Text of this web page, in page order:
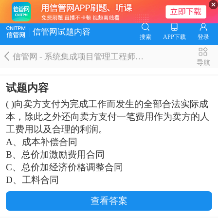
信管网试题内容
搜索 APP下载 登录
信管网 - 系统集成项目管理工程师题库
导航
试题内容
( )向卖方支付为完成工作而发生的全部合法实际成
本，除此之外还向卖方支付一笔费用作为卖方的人
工费用以及合理的利润。
A、成本补偿合同
B、总价加激励费用合同
C、总价加经济价格调整合同
D、工料合同
查看答案